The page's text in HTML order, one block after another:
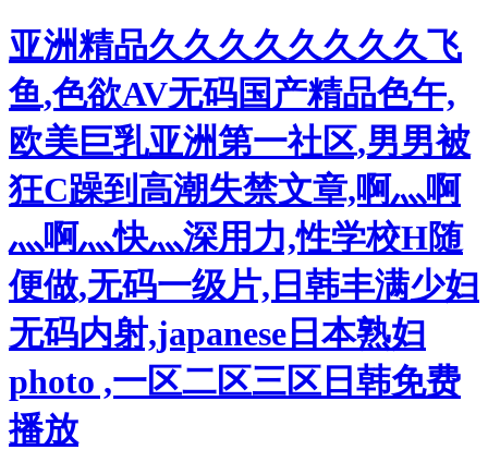
亚洲精品久久久久久久久久飞
鱼,色欲AV无码国产精品色午,
欧美巨乳亚洲第一社区,男男被
狂C躁到高潮失禁文章,啊灬啊
灬啊灬快灬深用力,性学校H随
便做,无码一级片,日韩丰满少妇
无码内射,japanese日本熟妇
photo ,一区二区三区日韩免费
播放